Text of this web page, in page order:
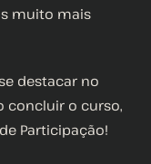
muito mais
destacar no
concluir o curso,
Participação!